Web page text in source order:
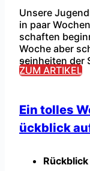
Unsere
in paar
schaften
Woche aber
seinheiten der
der
2.09.). Die
...
ZUM ARTIKEL
Ein tolles
ückblick